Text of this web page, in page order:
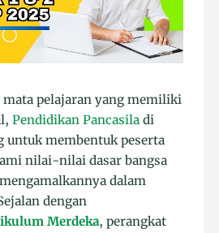
mata pelajaran yang memiliki
Pendidikan Pancasila di
untuk membentuk peserta
nilai-nilai dasar bangsa
dalam
dengan
Merdeka, perangkat